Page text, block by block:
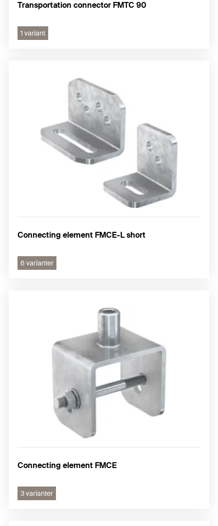
Transportation connector FMTC 90
1 variant
Connecting element FMCE-L short
6 varianter
Connecting element FMCE
3 varianter